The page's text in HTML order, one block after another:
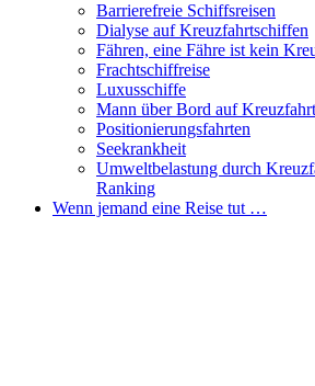
Barrierefreie Schiffsreisen
Dialyse auf Kreuzfahrtschiffen
Fähren, eine Fähre ist kein
Frachtschiffreise
Luxusschiffe
Mann über Bord auf
Positionierungsfahrten
Seekrankheit
Umweltbelastung durch
Ranking
Wenn jemand eine Reise tut …